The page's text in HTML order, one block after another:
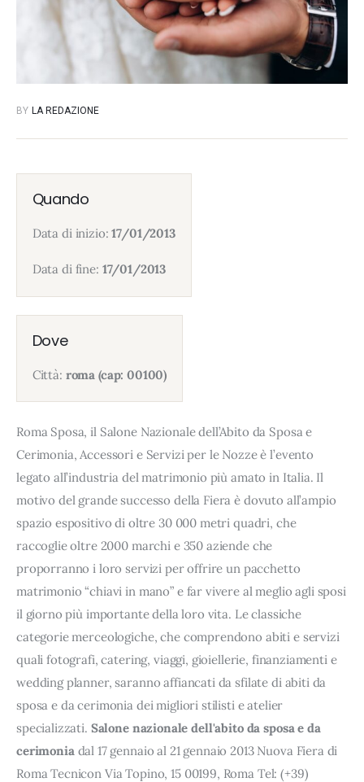
BY LA REDAZIONE
Quando
Data di inizio:17/01/2013
Data di fine: 17/01/2013
Dove
Città: roma (cap: 00100)
Roma Sposa, il Salone Nazionale dell’Abito da Sposa e
Cerimonia, Accessori e Servizi per le Nozze è l’evento
legato all’industria del matrimonio più amato in Italia. Il
motivo del grande successo della Fiera è dovuto all’ampio
spazio espositivo di oltre 30 000 metri quadri, che
raccoglie oltre 2000 marchi e 350 aziende che
proporranno i loro servizi per offrire un pacchetto
matrimonio “chiavi in mano” e far vivere al meglio agli sposi
il giorno più importante della loro vita. Le classiche
categorie merceologiche, che comprendono abiti e servizi
quali fotografi, catering, viaggi, gioiellerie, finanziamenti e
wedding planner, saranno affiancati da sfilate di abiti da
sposa e da cerimonia dei migliori stilisti e atelier
specializzati. Salone nazionale dell'abito da sposa e da
cerimonia dal 17 gennaio al 21 gennaio 2013 Nuova Fiera di
Roma Tecnicon Via Topino, 15 00199, Roma Tel: (+39)